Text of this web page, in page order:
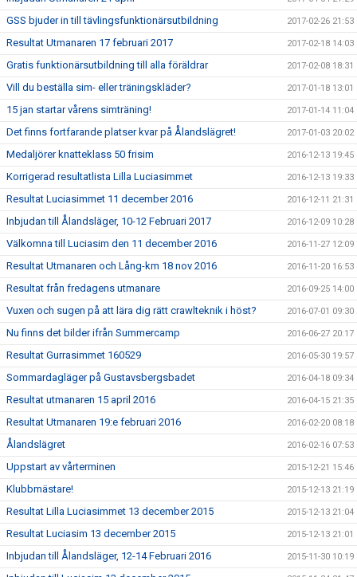
GSS bjuder in till tävlingsfunktionärsutbildning 2017-02-26 21:53
Resultat Utmanaren 17 februari 2017 2017-02-18 14:03
Gratis funktionärsutbildning till alla föräldrar 2017-02-08 18:31
Vill du beställa sim- eller träningskläder? 2017-01-18 13:01
15 jan startar vårens simträning! 2017-01-14 11:04
Det finns fortfarande platser kvar på Ålandslägret! 2017-01-03 20:02
Medaljörer knatteklass 50 frisim 2016-12-13 19:45
Korrigerad resultatlista Lilla Luciasimmet 2016-12-13 19:33
Resultat Luciasimmet 11 december 2016 2016-12-11 21:31
Inbjudan till Ålandsläger, 10-12 Februari 2017 2016-12-09 10:28
Välkomna till Luciasim den 11 december 2016 2016-11-27 12:09
Resultat Utmanaren och Lång-km 18 nov 2016 2016-11-20 16:53
Resultat från fredagens utmanare 2016-09-25 14:00
Vuxen och sugen på att lära dig rätt crawlteknik i höst? 2016-07-01 09:30
Nu finns det bilder ifrån Summercamp 2016-06-27 20:17
Resultat Gurrasimmet 160529 2016-05-30 19:57
Sommardagläger på Gustavsbergsbadet 2016-04-18 09:34
Resultat utmanaren 15 april 2016 2016-04-15 21:35
Resultat Utmanaren 19:e februari 2016 2016-02-20 08:18
Ålandslägret 2016-02-16 07:53
Uppstart av vårterminen 2015-12-21 15:46
Klubbmästare! 2015-12-13 21:19
Resultat Lilla Luciasimmet 13 december 2015 2015-12-13 21:04
Resultat Luciasim 13 december 2015 2015-12-13 21:01
Inbjudan till Ålandsläger, 12-14 Februari 2016 2015-11-30 10:19